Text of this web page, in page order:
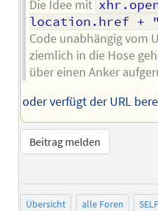
Die Idee mit
location.href +
Code unabhängig vom
ziemlich in die Hose
über einen Anker
oder verfügt der URL
Beitrag melden
Übersicht alle Foren